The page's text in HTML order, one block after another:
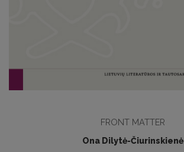
FRONT MATTER
Ona Dilytė-Čiurinskienė